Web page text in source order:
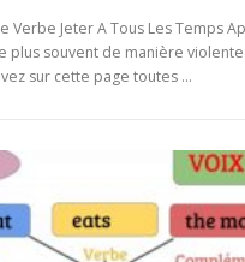
Verbe Jeter A Tous Les Temps
plus souvent de manière
sur cette page toutes …